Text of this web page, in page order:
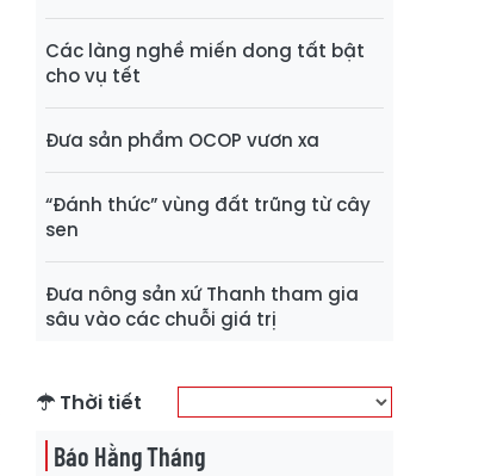
Các làng nghề miến dong tất bật
cho vụ tết
Đưa sản phẩm OCOP vươn xa
“Đánh thức” vùng đất trũng từ cây
sen
Đưa nông sản xứ Thanh tham gia
sâu vào các chuỗi giá trị
Thời tiết
Báo Hằng Tháng